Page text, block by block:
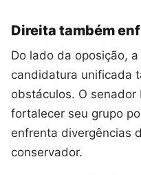
Direita também
Do lado da oposição,
candidatura unificada
obstáculos. O senador
fortalecer seu grupo
enfrenta divergências
conservador.